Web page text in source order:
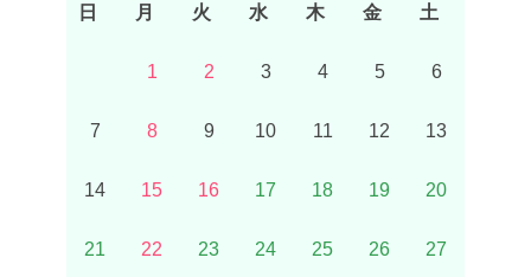
日 月 火 水 木 金 土
1 2 3 4 5 6
7 8 9 10 11 12 13
14 15 16 17 18 19 20
21 22 23 24 25 26 27